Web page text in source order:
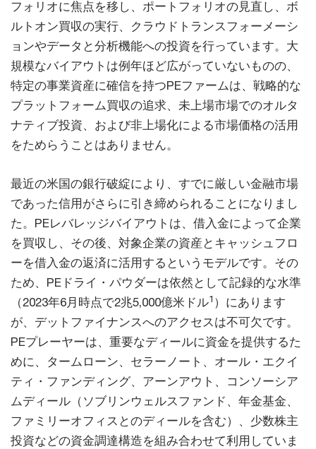
フォリオに焦点を移し、ポートフォリオの見直し、ボ
ルトオン買収の実行、クラウドトランスフォーメーシ
ョンやデータと分析機能への投資を行っています。大
規模なバイアウトは例年ほど広がっていないものの、
特定の事業資産に確信を持つPEファームは、戦略的な
プラットフォーム買収の追求、未上場市場でのオルタ
ナティブ投資、および非上場化による市場価格の活用
をためらうことはありません。
最近の米国の銀行破綻により、すでに厳しい金融市場
であった信用がさらに引き締められることになりまし
た。PEレバレッジバイアウトは、借入金によって企業
を買収し、その後、対象企業の資産とキャッシュフロ
ーを借入金の返済に活用するというモデルです。その
ため、PEドライ・パウダーは依然として記録的な水準
（2023年6月時点で2兆5,000億米ドル1 ）にあります
が、デットファイナンスへのアクセスは不可欠です。
PEプレーヤーは、重要なディールに資金を提供するた
めに、タームローン、セラーノート、オール・エクイ
ティ・ファンディング、アーンアウト、コンソーシア
ムディール（ソブリンウェルスファンド、年金基金、
ファミリーオフィスとのディールを含む）、少数株主
投資などの資金調達構造を組み合わせて利用していま